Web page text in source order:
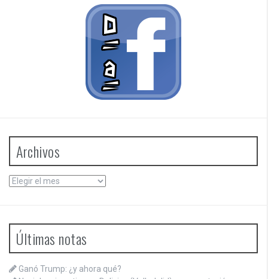
Archivos
Archivos
Últimas notas
Ganó Trump: ¿y ahora qué?